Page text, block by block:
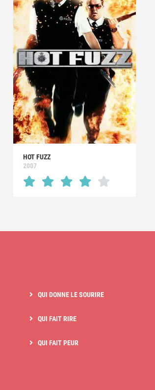
HOT FUZZ
2007
QUI DONNE LE SOURIRE
QUI FAIT RIRE
QUI FAIT PEUR